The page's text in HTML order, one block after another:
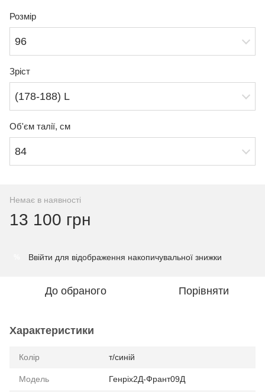
Розмір
96
Зріст
(178-188) L
Об'єм талії, см
84
Немає в наявності
13 100 грн
Ввійти для відображення накопичувальної знижки
До обраного Порівняти
Характеристики
Колір т/синій
Модель Генріх2Д-Франт09Д